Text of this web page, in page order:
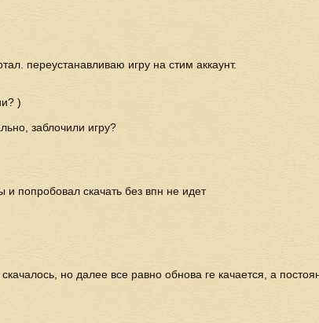
переустанавливаю игру на стим аккаунт.
)
заблочили игру?
попробовал скачать без впн не идет
но далее все равно обнова ге качается, а